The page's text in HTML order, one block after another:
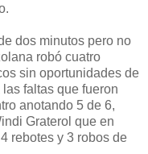
dos minutos pero no
robó cuatro
sin oportunidades de
faltas que fueron
anotando 5 de 6,
Graterol que en
rebotes y 3 robos de